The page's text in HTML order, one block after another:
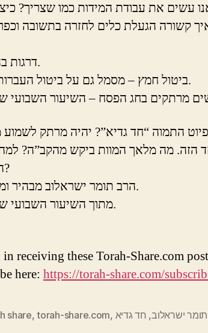
קשורה הגעלת כלים לחזרה בתשובה
4 דרגות בהכשרת כלים לפסח.
ביטול חמץ – מסמל גם על ביטול העברות והחטאים של האדם.
התמוה “חד גדיא”? יהיה מרתק
הזה. מה מלאך המוות ביקש מהקב”ה?
הפסח על שולחן הסדר?
הרב תומר ישראלוב מבהיר ומאיר על הפיוט הנפלא.
מתוך השיעור השבועי של הרב תומר ישראלוב.
receiving these Torah-Share.com
here: https://torah-share.com/
share,torah-share.com, ישראלוב, חד גדיא